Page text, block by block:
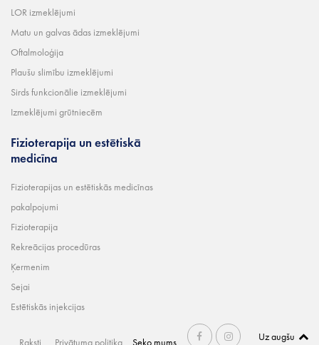
LOR izmeklējumi
Matu un galvas ādas izmeklējumi
Oftalmoloģija
Plaušu slimību izmeklējumi
Sirds funkcionālie izmeklējumi
Izmeklējumi grūtniecēm
Fizioterapija un estētiskā
medicīna
Fizioterapijas un estētiskās medicīnas
pakalpojumi
Fizioterapija
Rekreācijas procedūras
Ķermenim
Sejai
Estētiskās injekcijas
Raksti Privātuma politika Seko mums Uz augšu